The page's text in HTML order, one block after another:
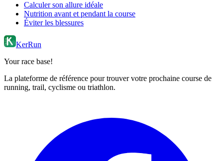
Calculer son allure idéale
Nutrition avant et pendant la course
Éviter les blessures
KerRun
Your race base!
La plateforme de référence pour trouver votre prochaine course de
running, trail, cyclisme ou triathlon.